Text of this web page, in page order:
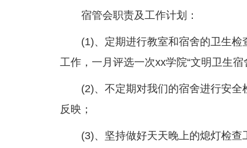
宿管会职责及工作计划：
(1)、定期进行教室和宿舍的卫生
工作，一月评选一次xx学院“文明卫生宿
(2)、不定期对我们的宿舍进行安
反映；
(3)、坚持做好天天晚上的熄灯检查